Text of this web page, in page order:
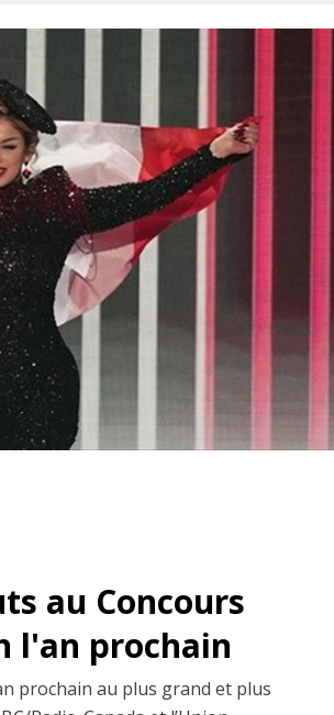
au Concours
l'an prochain
prochain au plus grand et plus